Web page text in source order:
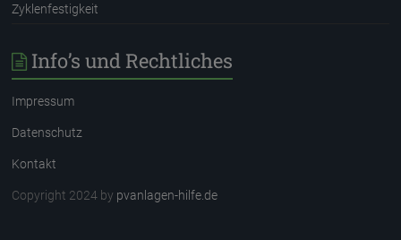
Zyklenfestigkeit
Info’s und Rechtliches
Impressum
Datenschutz
Kontakt
Copyright 2024 by pvanlagen-hilfe.de